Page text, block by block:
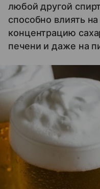
любой другой
способно влиять
концентрацию
печени и даже на